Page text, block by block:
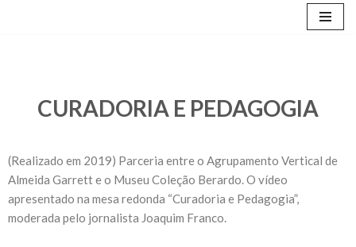
conteúdoCURADORIA E PEDAGOGIA
(Realizado em 2019) Parceria entre o Agrupamento Vertical de
Almeida Garrett e o Museu Coleção Berardo. O vídeo
apresentado na mesa redonda “Curadoria e Pedagogia”,
moderada pelo jornalista Joaquim Franco.